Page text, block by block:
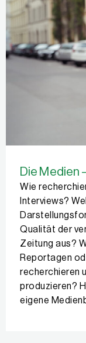
Die Medien
Wie
Interviews?
Qualität der
Zeitung aus?
Reportagen
recherchieren
produzieren?
eigene